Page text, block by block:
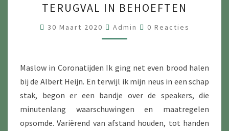
IN
BEHOEFTEN
TERUGVAL IN BEHOEFTEN
30 Maart 2020 Admin Reacties
0 Reacties
Maslow in Coronatijden Ik ging net even brood halen
bij de Albert Heijn. En terwijl ik mijn neus in een schap
stak, begon er een bandje over de speakers, die
minutenlang waarschuwingen en maatregelen
opsomde. Variërend van afstand houden, tot handen